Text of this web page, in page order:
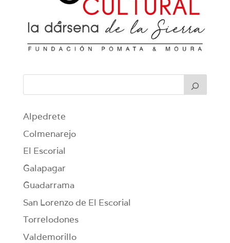
Alpedrete
Colmenarejo
El Escorial
Galapagar
Guadarrama
San Lorenzo de El Escorial
Torrelodones
Valdemorillo